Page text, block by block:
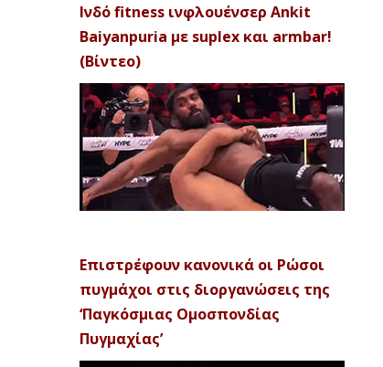
Ινδό fitness ινφλουένσερ Ankit
Baiyanpuria με suplex και armbar!
(Βίντεο)
Επιστρέφουν κανονικά οι Ρώσοι
πυγμάχοι στις διοργανώσεις της
‘Παγκόσμιας Ομοσπονδίας
Πυγμαχίας’